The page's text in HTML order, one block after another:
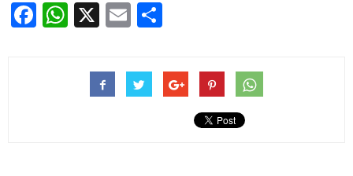
Facebook
WhatsApp
X Email